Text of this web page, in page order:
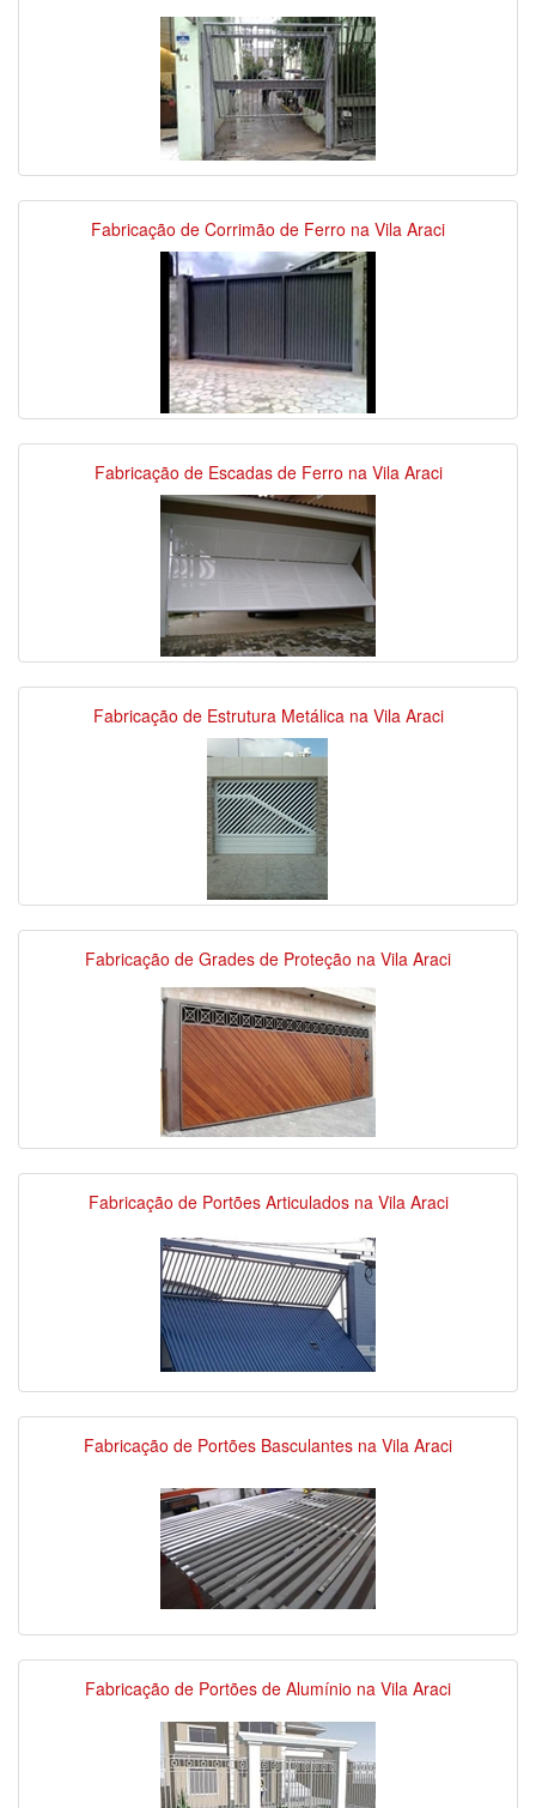
Fabricação de Corrimão de Ferro na Vila Araci
Fabricação de Escadas de Ferro na Vila Araci
Fabricação de Estrutura Metálica na Vila Araci
Fabricação de Grades de Proteção na Vila Araci
Fabricação de Portões Articulados na Vila Araci
Fabricação de Portões Basculantes na Vila Araci
Fabricação de Portões de Alumínio na Vila Araci